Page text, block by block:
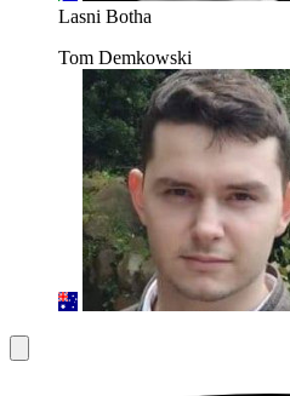
Lasni Botha
Tom Demkowski